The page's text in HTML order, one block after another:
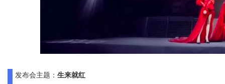
发布会主题： 生来就红